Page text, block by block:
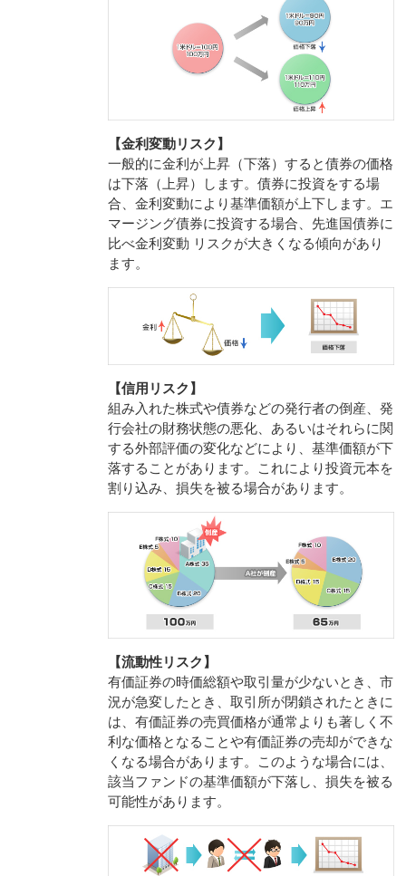
【金利変動リスク】
一般的に金利が上昇（下落）すると債券の価格
は下落（上昇）します。債券に投資をする場
合、金利変動により基準価額が上下します。エ
マージング債券に投資する場合、先進国債券に
比べ金利変動 リスクが大きくなる傾向があり
ます。
【信用リスク】
組み入れた株式や債券などの発行者の倒産、発
行会社の財務状態の悪化、あるいはそれらに関
する外部評価の変化などにより、基準価額が下
落することがあります。これにより投資元本を
割り込み、損失を被る場合があります。
【流動性リスク】
有価証券の時価総額や取引量が少ないとき、市
況が急変したとき、取引所が閉鎖されたときに
は、有価証券の売買価格が通常よりも著しく不
利な価格となることや有価証券の売却ができな
くなる場合があります。このような場合には、
該当ファンドの基準価額が下落し、損失を被る
可能性があります。